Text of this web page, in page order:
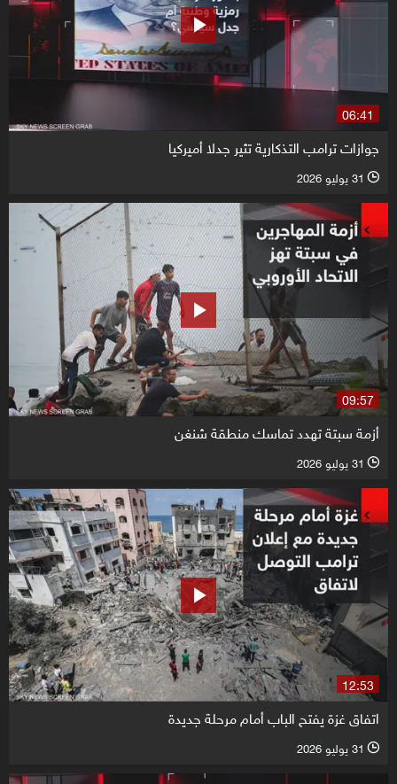
06:41
جوازات ترامب التذكارية تثير جدلا أميركيا
l 31 يوليو 2026
09:57
أزمة سبتة تهدد تماسك منطقة شنغن
l 31 يوليو 2026
12:53
اتفاق غزة يفتح الباب أمام مرحلة جديدة
l 31 يوليو 2026